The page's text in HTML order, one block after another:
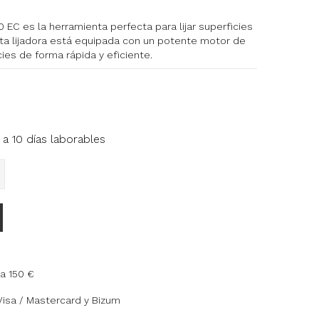
EC es la herramienta perfecta para lijar superficies
lijadora está equipada con un potente motor de
de forma rápida y eficiente.
10 días laborables
150 €
/ Mastercard y Bizum